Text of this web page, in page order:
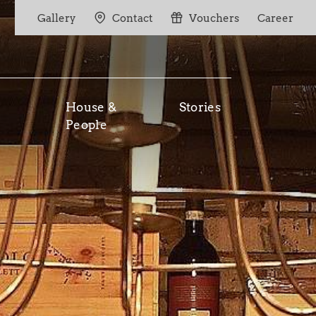
Gallery Contact Vouchers Career
House &
People
Stories